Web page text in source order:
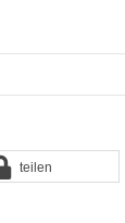
teilen